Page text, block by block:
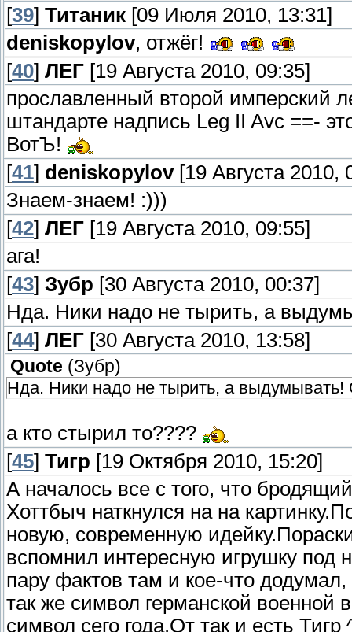
[39] Титаник [09 Июля 2010, 13:31]
deniskopylov, отжёг!
[40] ЛЕГ [19 Августа 2010, 09:35]
прославленный второй имперский
штандарте надпись Leg II Avc ==-
ВотЪ!
[41] deniskopylov[19 Августа 2010,
Знаем-знаем! :)))
[42] ЛЕГ [19 Августа 2010, 09:55]
ага!
[43] Зубр [30 Августа 2010, 00:37]
Нда. Ники надо не тырить, а
[44] ЛЕГ [30 Августа 2010, 13:58]
Quote (Зубр)
Нда. Ники надо не тырить, а выдумывать!
а кто стырил то????
[45] Тигр [19 Октября 2010, 15:20]
А началось все с того, что
Хоттбыч наткнулся на на
новую, современную
вспомнил интересную игрушку под
пару фактов там и кое-что
так же символ германской
символ сего года.От так и есть Тигр